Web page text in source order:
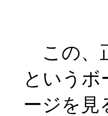
この、
という
ージを見